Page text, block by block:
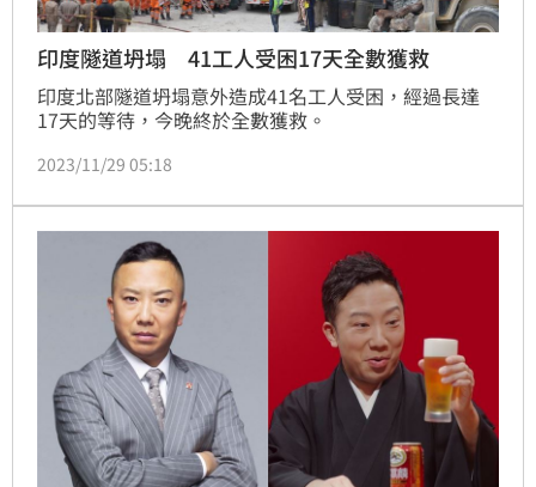
印度隧道坍塌 41工人受困17天全數獲救
印度北部隧道坍塌意外造成41名工人受困，經過長達
17天的等待，今晚終於全數獲救。
2023/11/29 05:18